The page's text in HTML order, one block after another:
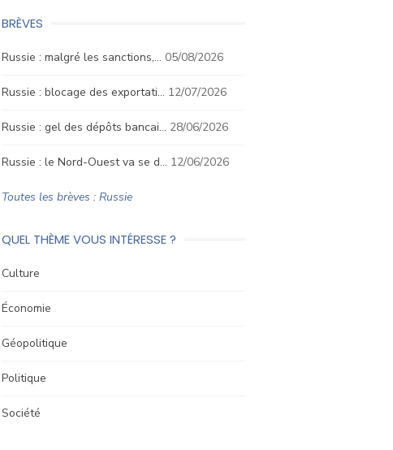
BRÈVES
Russie : malgré les sanctions,… 05/08/2026
Russie : blocage des exportati… 12/07/2026
Russie : gel des dépôts bancai… 28/06/2026
Russie : le Nord-Ouest va se d… 12/06/2026
Toutes les brèves : Russie
QUEL THÈME VOUS INTÉRESSE ?
Culture
Économie
Géopolitique
Politique
Société